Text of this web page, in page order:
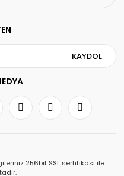
KAYDOL
256bit SSL sertifikası ile